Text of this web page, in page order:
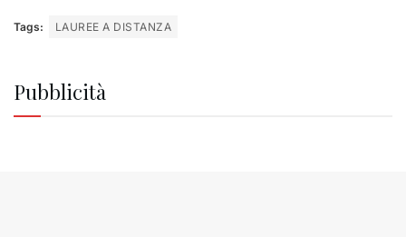
Tags: LAUREE A DISTANZA
Pubblicità